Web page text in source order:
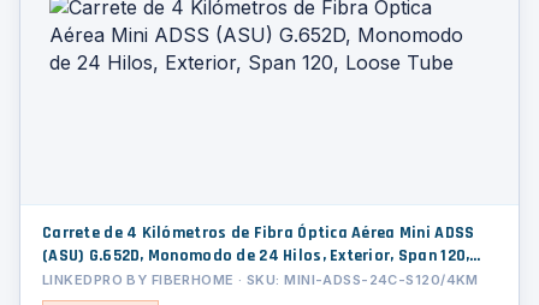
Carrete de 4 Kilómetros de Fibra Óptica Aérea Mini ADSS
(ASU) G.652D, Monomodo de 24 Hilos, Exterior, Span 120,
Loose Tube
LINKEDPRO BY FIBERHOME · SKU: MINI-ADSS-24C-S120/4KM